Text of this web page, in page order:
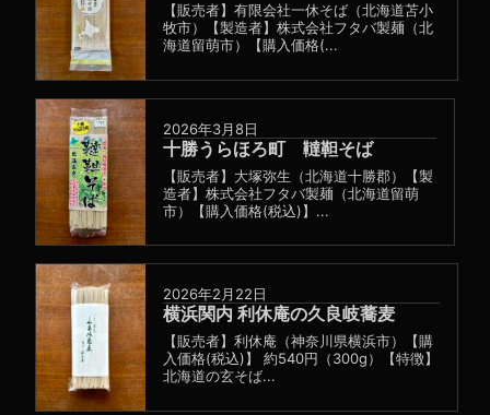
【販売者】有限会社一休そば（北海道苫小
牧市）【製造者】株式会社フタバ製麺（北
海道留萌市）【購入価格(...
2026年3月8日
十勝うらほろ町 韃靼そば
【販売者】大塚弥生（北海道十勝郡）【製
造者】株式会社フタバ製麺（北海道留萌
市）【購入価格(税込)】...
2026年2月22日
横浜関内 利休庵の久良岐蕎麦
【販売者】利休庵（神奈川県横浜市）【購
入価格(税込)】 約540円（300g）【特徴】
北海道の玄そば...